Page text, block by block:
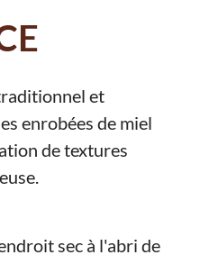
et
enrobées de miel
de textures
sec à l'abri de